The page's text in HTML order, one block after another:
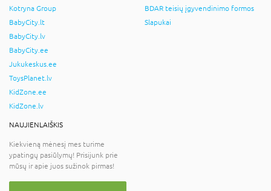
Kotryna Group
BabyCity.lt
BabyCity.lv
BabyCity.ee
Jukukeskus.ee
ToysPlanet.lv
KidZone.ee
KidZone.lv
BDAR teisių įgyvendinimo formos
Slapukai
NAUJIENLAIŠKIS
Kiekvieną mėnesį mes turime
ypatingų pasiūlymų! Prisijunk prie
mūsų ir apie juos sužinok pirmas!